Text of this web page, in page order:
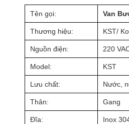
là:
989,000 ₫.
Tên gọi: Van
Thương hiệu: KST/
Nguồn điện: 220
Model: KST
Lưu chất: Nước,
Thân: Gang
Đĩa: Inox